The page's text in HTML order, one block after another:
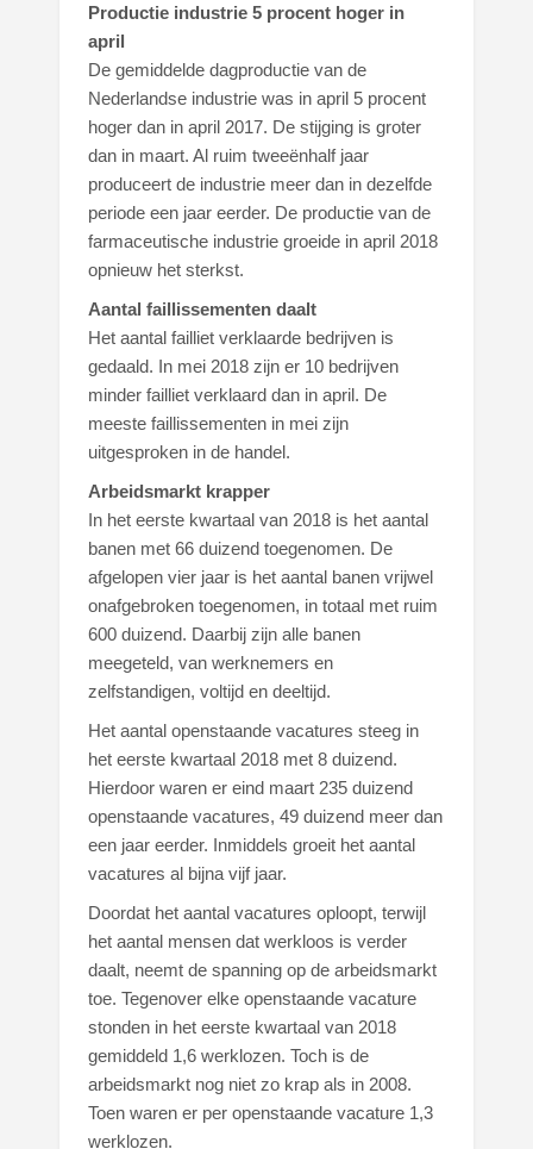
Productie industrie 5 procent hoger in
april
De gemiddelde dagproductie van de
Nederlandse industrie was in april 5 procent
hoger dan in april 2017. De stijging is groter
dan in maart. Al ruim tweeënhalf jaar
produceert de industrie meer dan in dezelfde
periode een jaar eerder. De productie van de
farmaceutische industrie groeide in april 2018
opnieuw het sterkst.
Aantal faillissementen daalt
Het aantal failliet verklaarde bedrijven is
gedaald. In mei 2018 zijn er 10 bedrijven
minder failliet verklaard dan in april. De
meeste faillissementen in mei zijn
uitgesproken in de handel.
Arbeidsmarkt krapper
In het eerste kwartaal van 2018 is het aantal
banen met 66 duizend toegenomen. De
afgelopen vier jaar is het aantal banen vrijwel
onafgebroken toegenomen, in totaal met ruim
600 duizend. Daarbij zijn alle banen
meegeteld, van werknemers en
zelfstandigen, voltijd en deeltijd.
Het aantal openstaande vacatures steeg in
het eerste kwartaal 2018 met 8 duizend.
Hierdoor waren er eind maart 235 duizend
openstaande vacatures, 49 duizend meer dan
een jaar eerder. Inmiddels groeit het aantal
vacatures al bijna vijf jaar.
Doordat het aantal vacatures oploopt, terwijl
het aantal mensen dat werkloos is verder
daalt, neemt de spanning op de arbeidsmarkt
toe. Tegenover elke openstaande vacature
stonden in het eerste kwartaal van 2018
gemiddeld 1,6 werklozen. Toch is de
arbeidsmarkt nog niet zo krap als in 2008.
Toen waren er per openstaande vacature 1,3
werklozen.